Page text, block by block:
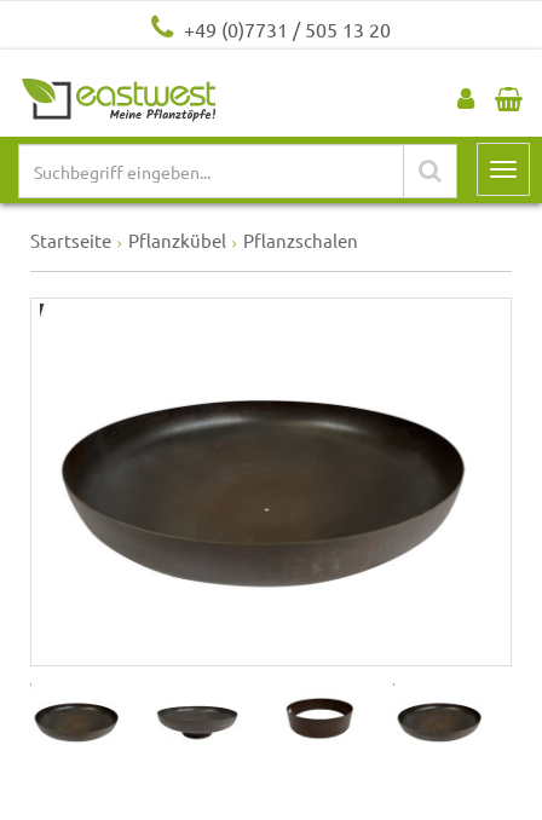
+49 (0)7731 / 505 13 20
Startseite Pflanzkübel Pflanzschalen